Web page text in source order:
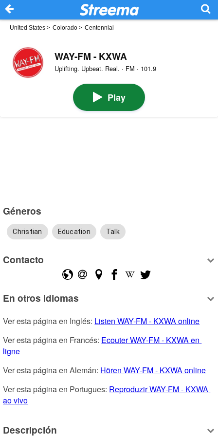
United States > Colorado > Centennial
WAY-FM - KXWA
Uplifting. Upbeat. Real. · FM · 101.9
Play
Géneros
Christian Education Talk
Contacto
En otros idiomas
Ver esta página en Inglés: Listen WAY-FM - KXWA online
Ver esta página en Francés: Ecouter WAY-FM - KXWA en
ligne
Ver esta página en Alemán: Hören WAY-FM - KXWA online
Ver esta página en Portugues: Reproduzir WAY-FM - KXWA
ao vivo
Descripción